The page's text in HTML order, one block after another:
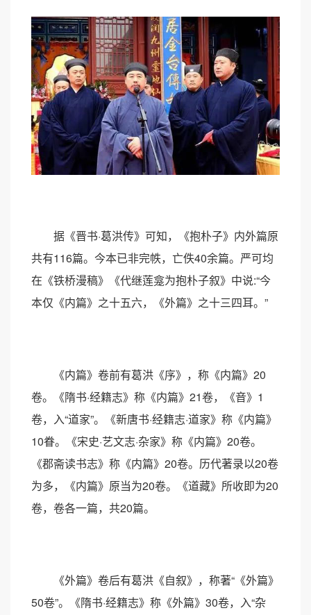
据《晋书·葛洪传》可知，《抱朴子》内外篇原
共有116篇。今本已非完帙，亡佚40余篇。严可均
在《铁桥漫稿》《代继莲龛为抱朴子叙》中说:“今
本仅《内篇》之十五六，《外篇》之十三四耳。”
《内篇》卷前有葛洪《序》，称《内篇》20
卷。《隋书·经籍志》称《内篇》21卷，《音》1
卷，入“道家”。《新唐书·经籍志·道家》称《内篇》
10眷。《宋史·艺文志·杂家》称《内篇》20卷。
《郡斋读书志》称《内篇》20卷。历代著录以20卷
为多，《内篇》原当为20卷。《道藏》所收即为20
卷，卷各一篇，共20篇。
《外篇》卷后有葛洪《自叙》，称著“《外篇》
50卷”。《隋书·经籍志》称《外篇》30卷，入“杂